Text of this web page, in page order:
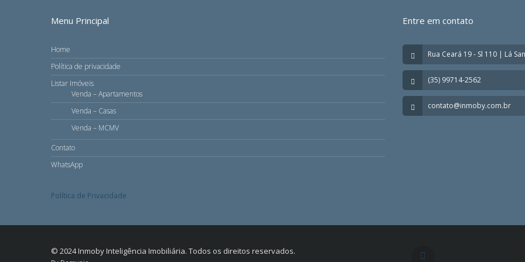
Menu Principal
Home
Política de privacidade
Listar Imóveis
Venda – Apartamentos
Venda – Casas
Venda – MCMV
Contato
WhatsApp
Política de Privacidade
Entre em contato
Rua Ceará 19 - Sl 110 | Lá
(35) 99714-2562
contato@inmoby.com.br
© 2024 Inmoby Inteligência Imobiliária. Todos os direitos reservados.